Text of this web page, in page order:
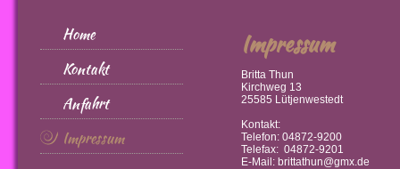
Home
Kontakt
Anfahrt
Impressum
Impressum
Britta Thun
Kirchweg 13
25585 Lütjenwestedt
Kontakt:
Telefon: 04872-9200
Telefax: 04872-9201
E-Mail: brittathun@gmx.de